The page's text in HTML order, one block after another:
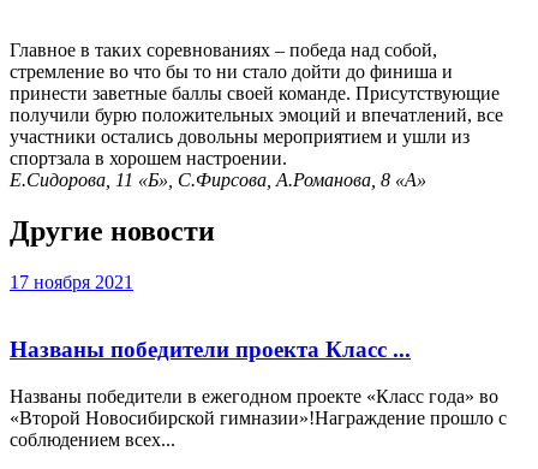
Главное в таких соревнованиях – победа над собой,
стремление во что бы то ни стало дойти до финиша и
принести заветные баллы своей команде. Присутствующие
получили бурю положительных эмоций и впечатлений, все
участники остались довольны мероприятием и ушли из
спортзала в хорошем настроении.
Е.Сидорова, 11 «Б», С.Фирсова, А.Романова, 8 «А»
Другие новости
17 ноября 2021
Названы победители проекта Класс ...
Названы победители в ежегодном проекте «Класс года» во
«Второй Новосибирской гимназии»!Награждение прошло с
соблюдением всех...